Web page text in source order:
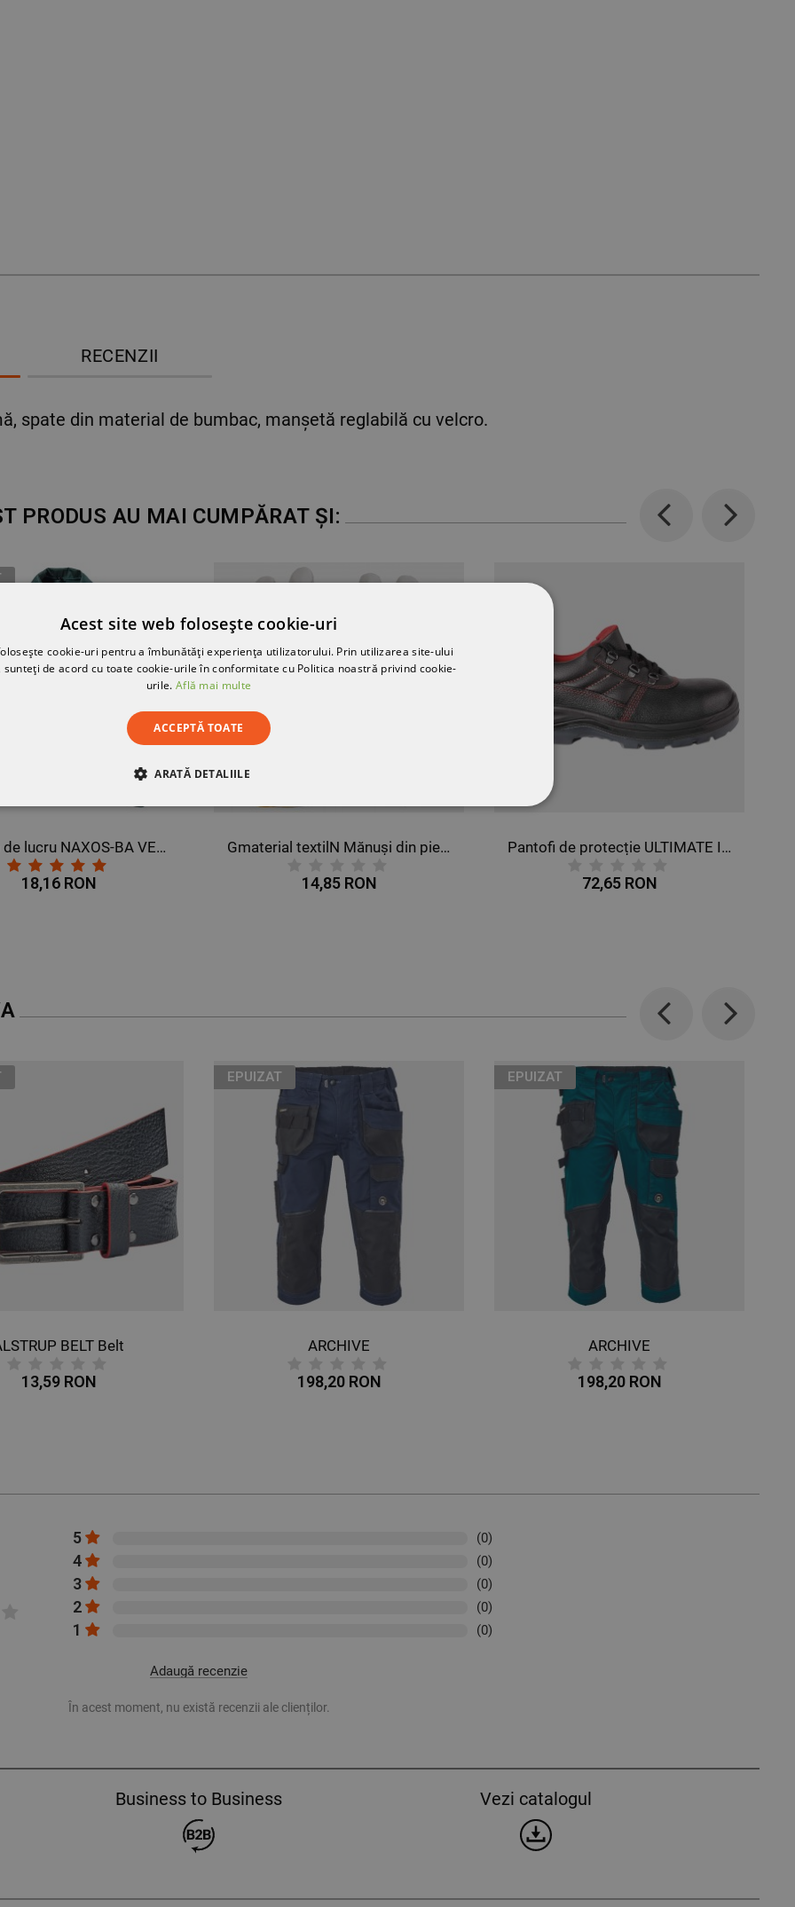
RECENZII
spate din material de bumbac, manșetă reglabilă cu velcro.
PRODUS AU MAI CUMPĂRAT ȘI:
Previous
Jachetă de lucru NAXOS-BA VERDE
18,16 RON
Gmaterial textilN Mănuși din piele și material textil GILT
14,85 RON
Pantofi de protecție ULTIMATE II LOW S3
72,65 RON
Next
Previous
BELT Belt
13,59 RON
EPUIZAT
ARCHIVE
198,20 RON
EPUIZAT
ARCHIVE
198,20 RON
Next
5 (0)
4 (0)
3 (0)
2 (0)
1 (0)
Adaugă recenzie
În acest moment, nu există recenzii ale clienților.
Business to Business Vezi catalogul
Acest site web folosește cookie-uri
cookie-uri pentru a îmbunătăți experiența utilizatorului. Prin utilizarea site-ului
sunteți de acord cu toate cookie-urile în conformitate cu Politica noastră privind cookie-
urile. Află mai multe
ACCEPTĂ TOATE
ARATĂ DETALIILE
DE PERFORMANȚĂ DE TARGETARE DE FUNCŢIONALITATE